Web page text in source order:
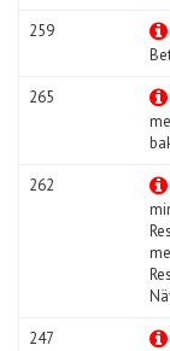
259
265
262
247